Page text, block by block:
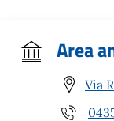
Area
Via